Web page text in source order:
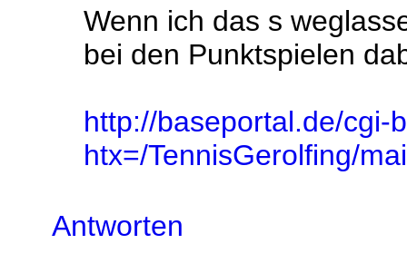
Wenn ich das s
bei den Punktspielen
http://baseportal.de/cgi-
htx=/TennisGerolfing/
Antworten